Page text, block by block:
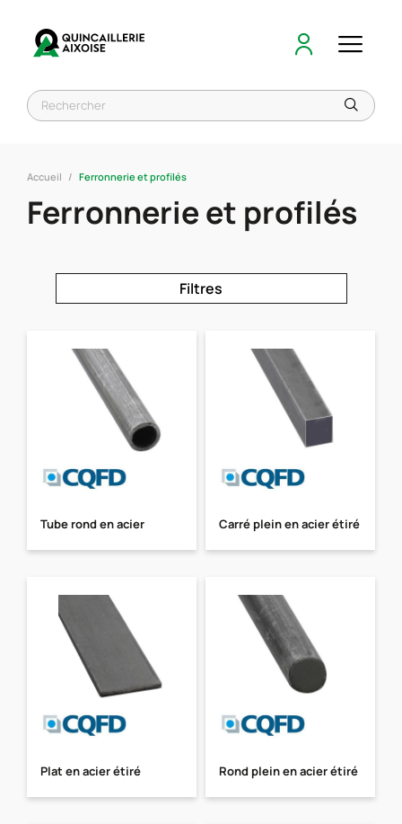
Accueil Ferronnerie et profilés
Ferronnerie et profilés
Filtres
Tube rond en acier Carré plein en acier étiré
Plat en acier étiré Rond plein en acier étiré